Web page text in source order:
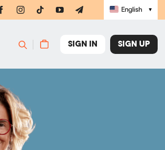
English ▼
SIGN UP
SIGN IN